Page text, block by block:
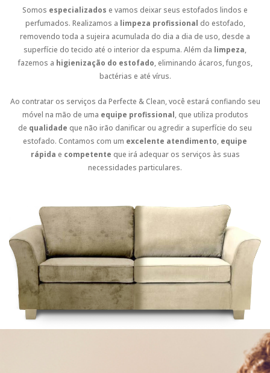
Somos especializados e vamos deixar seus estofados lindos e
perfumados. Realizamos a limpeza profissional do estofado,
removendo toda a sujeira acumulada do dia a dia de uso, desde a
superfície do tecido até o interior da espuma. Além da limpeza,
fazemos a higienização do estofado, eliminando ácaros, fungos,
bactérias e até vírus.
Ao contratar os serviços da Perfecte & Clean, você estará confiando seu
móvel na mão de uma equipe profissional, que utiliza produtos
de qualidade que não irão danificar ou agredir a superfície do seu
estofado. Contamos com um excelente atendimento, equipe
rápida e competente que irá adequar os serviços às suas
necessidades particulares.